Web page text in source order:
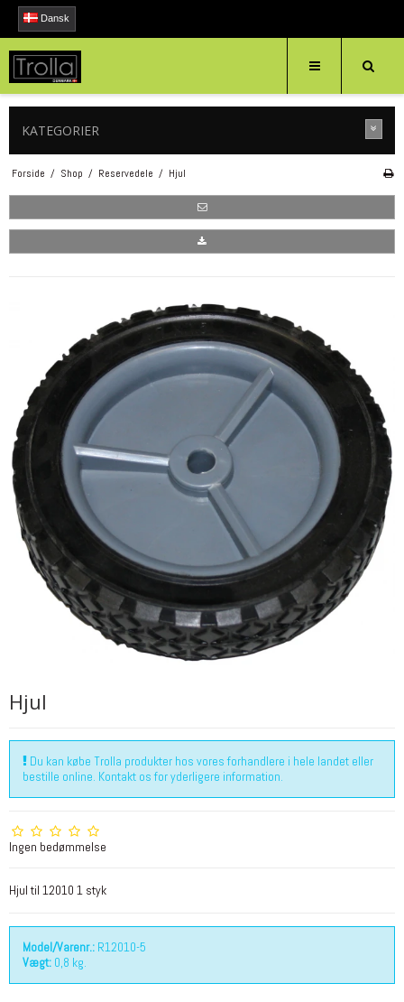
Dansk
KATEGORIER
Forside / Shop / Reservedele / Hjul
Hjul
Du kan købe Trolla produkter hos vores forhandlere i hele landet eller
bestille online. Kontakt os for yderligere information.
Ingen bedømmelse
Hjul til 12010 1 styk
Model/Varenr.: R12010-5
Vægt: 0,8 kg.